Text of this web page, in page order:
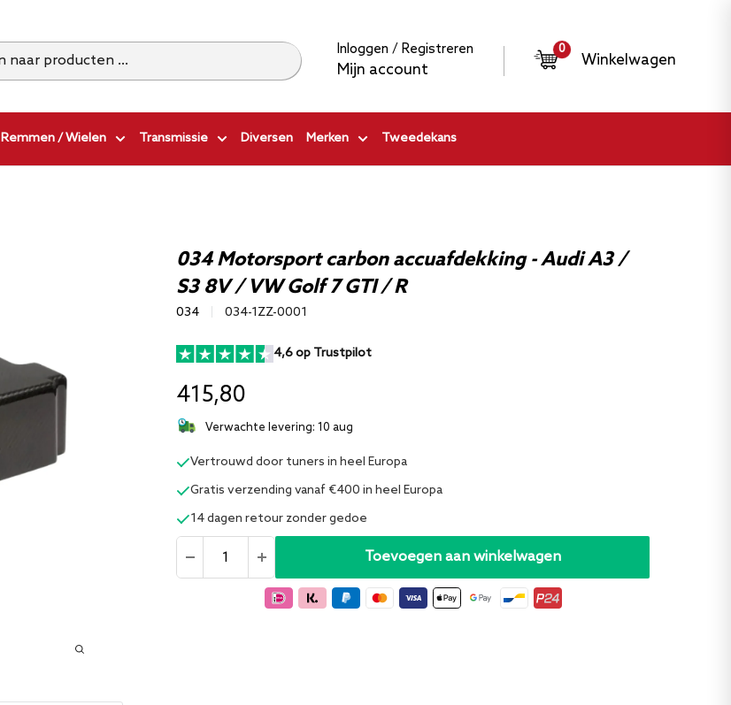
Inloggen / Registreren
Mijn account
0
Winkelwagen
Remmen / Wielen Transmissie Diversen Merken Tweedekans
034 Motorsport carbon accuafdekking - Audi A3 /
S3 8V / VW Golf 7 GTI / R
034 034-1ZZ-0001
4,6 op Trustpilot
415,80
Verwachte levering: 10 aug
Vertrouwd door tuners in heel Europa
Gratis verzending vanaf €400 in heel Europa
14 dagen retour zonder gedoe
Toevoegen aan winkelwagen